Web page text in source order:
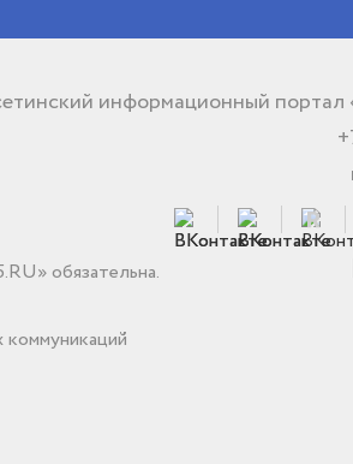
информационный портал
обязательна.